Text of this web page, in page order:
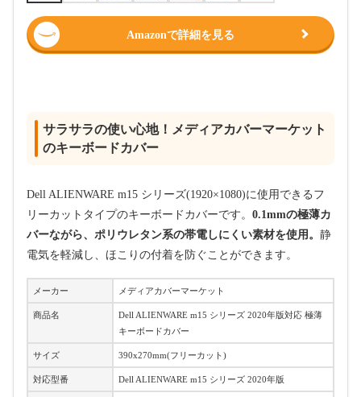
Amazonで詳細を見る
サラサラの使い心地！メディアカバーマーケット
のキーボードカバー
Dell ALIENWARE m15 シリーズ(1920×1080)に使用できるフ
リーカットタイプのキーボードカバーです。 0.1mmの極薄カ
バーながら、ポリウレタン系の帯電しにくい素材を使用。 静
電気を軽減し、ほこりの付着を防ぐことができます。
メーカー メディアカバーマーケット
商品名
Dell ALIENWARE m15 シリーズ 2020年版対応 極薄
キーボードカバー
サイズ 390x270mm(フリーカット)
対応型番 Dell ALIENWARE m15 シリーズ 2020年版